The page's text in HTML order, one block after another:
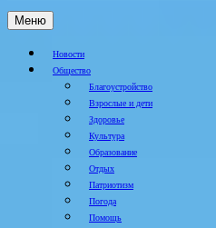
Меню
Новости
Общество
Благоустройство
Взрослые и дети
Здоровье
Культура
Образование
Отдых
Патриотизм
Погода
Помощь